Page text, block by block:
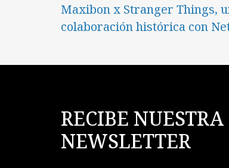
Maxibon x Stranger Things,
colaboración histórica con
RECIBE NUESTRA
NEWSLETTER